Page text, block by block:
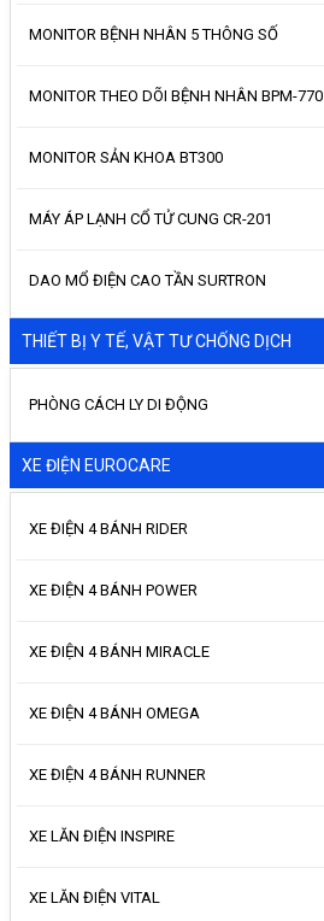
MONITOR BỆNH NHÂN 5 THÔNG SỐ
MONITOR THEO DÕI BỆNH NHÂN BPM-770
MONITOR SẢN KHOA BT300
MÁY ÁP LẠNH CỔ TỬ CUNG CR-201
DAO MỔ ĐIỆN CAO TẦN SURTRON
THIẾT BỊ Y TẾ, VẬT TƯ CHỐNG DỊCH
PHÒNG CÁCH LY DI ĐỘNG
XE ĐIỆN EUROCARE
XE ĐIỆN 4 BÁNH RIDER
XE ĐIỆN 4 BÁNH POWER
XE ĐIỆN 4 BÁNH MIRACLE
XE ĐIỆN 4 BÁNH OMEGA
XE ĐIỆN 4 BÁNH RUNNER
XE LĂN ĐIỆN INSPIRE
XE LĂN ĐIỆN VITAL